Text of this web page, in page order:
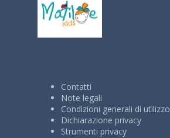
Contatti
Note legali
Condizioni generali di utilizzo
Dichiarazione privacy
Strumenti privacy